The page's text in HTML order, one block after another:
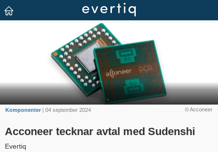
© Acconeer
Komponenter | 04 september 2024
Acconeer tecknar avtal med Sudenshi
Evertiq